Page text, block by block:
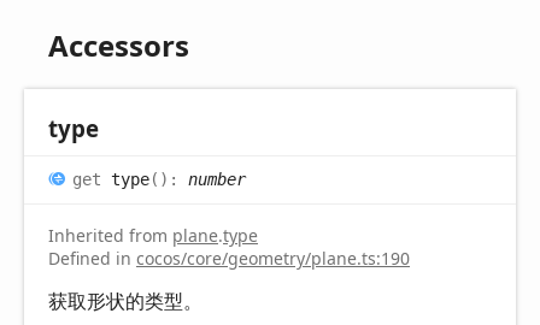
Accessors
type
get type( ) : number
Inherited from plane.type
Defined in cocos/core/geometry/plane.ts:190
获取形状的类型。